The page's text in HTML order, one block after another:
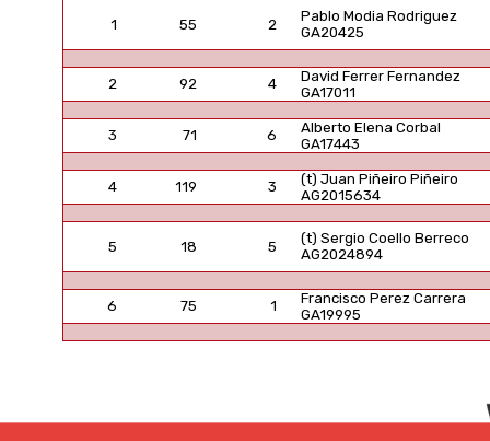
1 55 2
Pablo Modia Rodriguez
GA20425
2 92 4
David Ferrer Fernandez
GA17011
3 71 6
Alberto Elena Corbal
GA17443
4 119 3
(t) Juan Piñeiro Piñeiro
AG2015634
5 18 5
(t) Sergio Coello Berreco
AG2024894
6 75 1
Francisco Perez Carrera
GA19995